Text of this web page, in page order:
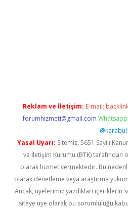
Reklam ve İletişim: E-mail:
forumhizmeti@gmail.com
@karabul
Yasal Uyarı: Sitemiz, 5651 Sayılı
ve İletişim Kurumu (BTK) tarafından
olarak hizmet vermektedir. Bu
olarak denetleme veya araştırma
Ancak, üyelerimiz yazdıkları içeriklerin
siteye üye olarak bu sorumluluğu